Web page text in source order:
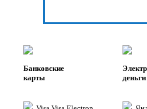
Банковские
карты
деньги